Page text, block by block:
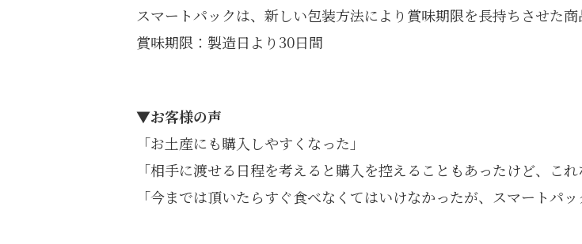
スマートパックは、新しい包装方法により賞味期限を長持ちさせた商
賞味期限：製造日より30日間
▼お客様の声
「お土産にも購入しやすくなった」
「相手に渡せる日程を考えると購入を控えることもあったけど、これ
「今までは頂いたらすぐ食べなくてはいけなかったが、スマートパ